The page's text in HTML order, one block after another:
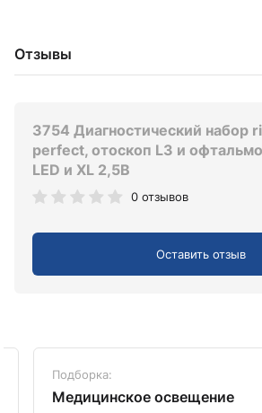
Отзывы
3754 Диагностический набор
perfect, отоскоп L3 и
LED и XL 2,5В
0 отзывов
Оставить отзыв
Подборка:
Медицинское освещение